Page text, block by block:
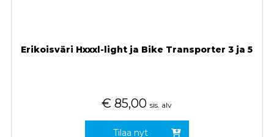
Erikoisväri Hxxxl-light ja Bike Transporter 3 ja 5
€ 85,00 sis. alv
Tilaa nyt